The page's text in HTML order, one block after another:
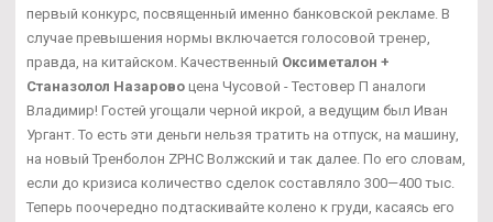
первый конкурс, посвященный именно банковской рекламе. В
случае превышения нормы включается голосовой тренер,
правда, на китайском. Качественный Оксиметалон +
Станазолол Назарово цена Чусовой - Тестовер П аналоги
Владимир! Гостей угощали черной икрой, а ведущим был Иван
Ургант. То есть эти деньги нельзя тратить на отпуск, на машину,
на новый Тренболон ZPHC Волжский и так далее. По его словам,
если до кризиса количество сделок составляло 300—400 тыс.
Теперь поочередно подтаскивайте колено к груди, касаясь его